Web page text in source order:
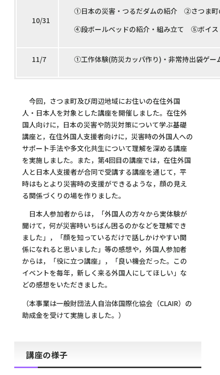
10/31
①日本の災害・つるだダムの紹介 ②さつま
④段ボールベッドの紹介・組み立て ⑤ボイス
11/7 ①工作体験(防災カッパ作り)・非常持出袋ゲ
今回，さつま町及び周辺地域にお住いの在住外国
人・日本人を対象とした講座を開催しました。在住外
国人向けに，日本の災害や防災対策について学ぶ基礎
講座と，在住外国人支援者向けに，災害時の外国人への
サポート手法や多文化共生について理解を深める講座
を実施しました。また，第4回目の講座では，在住外国
人と日本人支援者が合同で受講する講座を通じて，平
時はもとより災害時の支援ができるような，顔の見え
る関係づくりの場を作りました。
日本人参加者からは，「外国人の方々から実体験が
聞けて，何が災害時いちばん困るのかなどを理解でき
ました」，「顔を知っているだけで話しかけやすい関
係になれると思いました」等の感想や，外国人参加者
からは，「役に立つ講座」，「良い機会だった。この
イベントを毎年，新しく来る外国人にしてほしい」な
どの感想をいただきました。
（本事業は一般財団法人自治体国際化協会（CLAIR）の
助成金を受けて実施しました。）
講座の様子